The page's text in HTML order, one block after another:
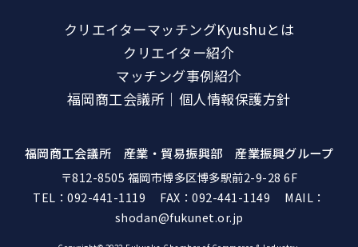
クリエイターマッチングKyushuとは
クリエイター紹介
マッチング事例紹介
福岡商工会議所｜個人情報保護方針
福岡商工会議所 産業・貿易振興部 産業振興グループ
〒812-8505 福岡市博多区博多駅前2-9-28 6F
TEL：092-441-1119 FAX：092-441-1149 MAIL：
shodan@fukunet.or.jp